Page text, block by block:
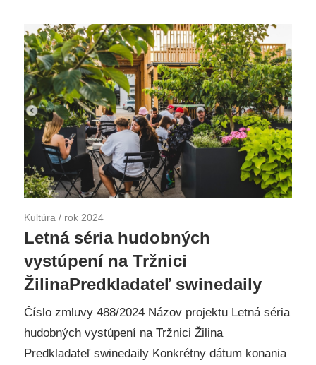
Kultúra / rok 2024
Letná séria hudobných
vystúpení na Tržnici
ŽilinaPredkladateľ swinedaily
Číslo zmluvy 488/2024 Názov projektu Letná séria
hudobných vystúpení na Tržnici Žilina
Predkladateľ swinedaily Konkrétny dátum konania